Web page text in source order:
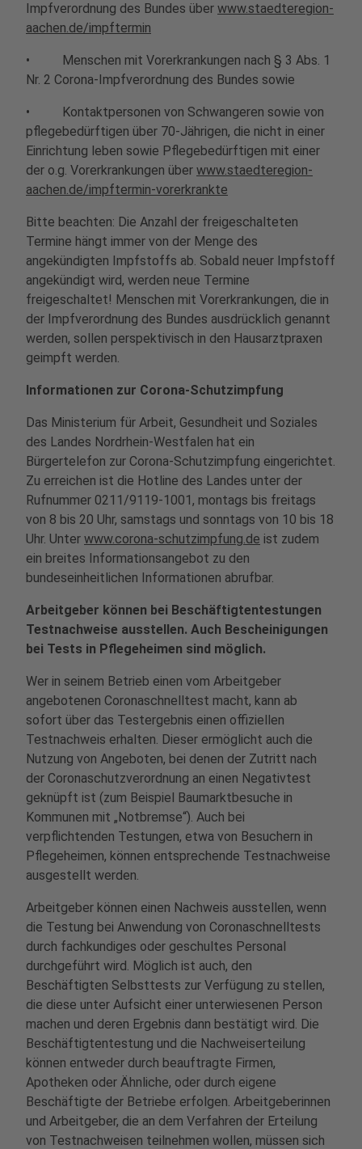
Impfverordnung des Bundes über www.staedteregion-
aachen.de/impftermin
• Menschen mit Vorerkrankungen nach § 3 Abs. 1
Nr. 2 Corona-Impfverordnung des Bundes sowie
• Kontaktpersonen von Schwangeren sowie von
pflegebedürftigen über 70-Jährigen, die nicht in einer
Einrichtung leben sowie Pflegebedürftigen mit einer
der o.g. Vorerkrankungen über www.staedteregion-
aachen.de/impftermin-vorerkrankte
Bitte beachten: Die Anzahl der freigeschalteten
Termine hängt immer von der Menge des
angekündigten Impfstoffs ab. Sobald neuer Impfstoff
angekündigt wird, werden neue Termine
freigeschaltet! Menschen mit Vorerkrankungen, die in
der Impfverordnung des Bundes ausdrücklich genannt
werden, sollen perspektivisch in den Hausarztpraxen
geimpft werden.
Informationen zur Corona-Schutzimpfung
Das Ministerium für Arbeit, Gesundheit und Soziales
des Landes Nordrhein-Westfalen hat ein
Bürgertelefon zur Corona-Schutzimpfung eingerichtet.
Zu erreichen ist die Hotline des Landes unter der
Rufnummer 0211/9119-1001, montags bis freitags
von 8 bis 20 Uhr, samstags und sonntags von 10 bis 18
Uhr. Unter www.corona-schutzimpfung.de ist zudem
ein breites Informationsangebot zu den
bundeseinheitlichen Informationen abrufbar.
Arbeitgeber können bei Beschäftigtentestungen
Testnachweise ausstellen. Auch Bescheinigungen
bei Tests in Pflegeheimen sind möglich.
Wer in seinem Betrieb einen vom Arbeitgeber
angebotenen Coronaschnelltest macht, kann ab
sofort über das Testergebnis einen offiziellen
Testnachweis erhalten. Dieser ermöglicht auch die
Nutzung von Angeboten, bei denen der Zutritt nach
der Coronaschutzverordnung an einen Negativtest
geknüpft ist (zum Beispiel Baumarktbesuche in
Kommunen mit „Notbremse“). Auch bei
verpflichtenden Testungen, etwa von Besuchern in
Pflegeheimen, können entsprechende Testnachweise
ausgestellt werden.
Arbeitgeber können einen Nachweis ausstellen, wenn
die Testung bei Anwendung von Coronaschnelltests
durch fachkundiges oder geschultes Personal
durchgeführt wird. Möglich ist auch, den
Beschäftigten Selbsttests zur Verfügung zu stellen,
die diese unter Aufsicht einer unterwiesenen Person
machen und deren Ergebnis dann bestätigt wird. Die
Beschäftigtentestung und die Nachweiserteilung
können entweder durch beauftragte Firmen,
Apotheken oder Ähnliche, oder durch eigene
Beschäftigte der Betriebe erfolgen. Arbeitgeberinnen
und Arbeitgeber, die an dem Verfahren der Erteilung
von Testnachweisen teilnehmen wollen, müssen sich